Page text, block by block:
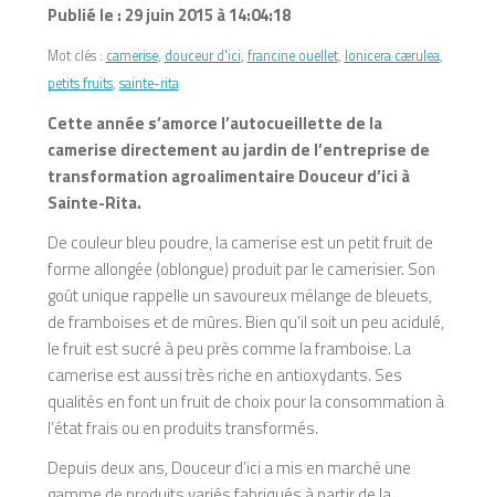
Publié le : 29 juin 2015 à 14:04:18
Mot clés : camerise, douceur d'ici, francine ouellet, lonicera cærulea,
petits fruits, sainte-rita
Cette année s’amorce l’autocueillette de la
camerise directement au jardin de l’entreprise de
transformation agroalimentaire Douceur d’ici à
Sainte-Rita.
De couleur bleu poudre, la camerise est un petit fruit de
forme allongée (oblongue) produit par le camerisier. Son
goût unique rappelle un savoureux mélange de bleuets,
de framboises et de mûres. Bien qu’il soit un peu acidulé,
le fruit est sucré à peu près comme la framboise. La
camerise est aussi très riche en antioxydants. Ses
qualités en font un fruit de choix pour la consommation à
l’état frais ou en produits transformés.
Depuis deux ans, Douceur d’ici a mis en marché une